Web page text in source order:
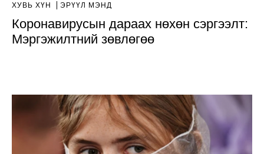
ХУВЬ ХҮН ЭРҮҮЛ МЭНД
Коронавирусын дараах нөхөн сэргээлт:
Мэргэжилтний зөвлөгөө